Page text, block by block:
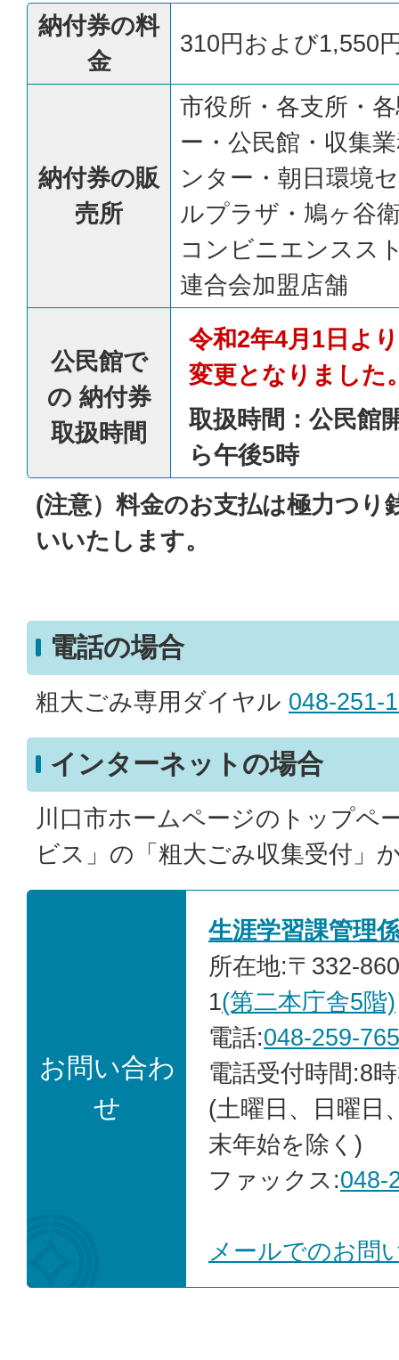
納付券の料
金
310円および1,550
納付券の販
売所
市役所・各支所・
ー・公民館・収集
ンター・朝日環境
ルプラザ・鳩ヶ谷
コンビニエンスス
連合会加盟店舗
公民館で
の 納付券
取扱時間
令和2年4月1日よ
変更となりました
取扱時間：公民館
ら午後5時
(注意）料金のお支払は極力つり
いいたします。
電話の場合
粗大ごみ専用ダイヤル 048-251-
インターネットの場合
川口市ホームページのトップペ
ビス」の「粗大ごみ収集受付」
お問い合わ
せ
生涯学習課管理
所在地:〒332-
1(第二本庁舎5階)
電話:048-259-
電話受付時間:8
(土曜日、日曜日
末年始を除く)
ファックス:048-
メールでのお問